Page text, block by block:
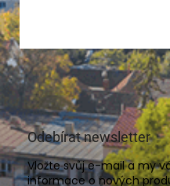
Odebírat newsletter
Vložte svůj e-mail a my
informace o nových